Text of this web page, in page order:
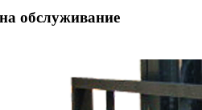
обслуживание